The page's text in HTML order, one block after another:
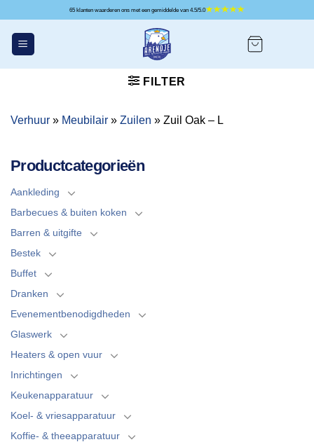
inhoud
65 klanten waarderen ons met een gemiddelde van 4.5/5.0
FILTER
Verhuur » Meubilair » Zuilen » Zuil Oak – L
Productcategorieën
Aankleding
Barbecues & buiten koken
Barren & uitgifte
Bestek
Buffet
Dranken
Evenementbenodigdheden
Glaswerk
Heaters & open vuur
Inrichtingen
Keukenapparatuur
Koel- & vriesapparatuur
Koffie- & theeapparatuur